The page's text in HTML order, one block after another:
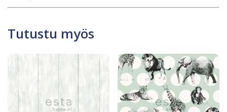
Tutustu myös